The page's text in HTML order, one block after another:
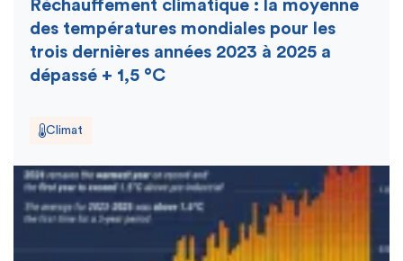
Réchauffement climatique : la moyenne
des températures mondiales pour les
trois dernières années 2023 à 2025 a
dépassé + 1,5 °C
Climat